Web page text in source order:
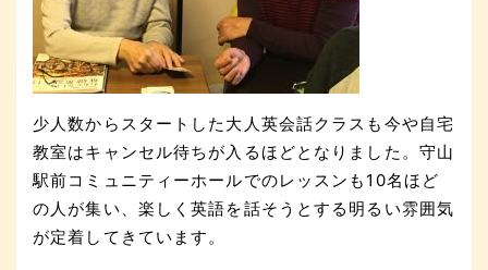
少人数からスタートした大人英会話クラスも今や自宅
教室はキャンセル待ちが入るほどとなりました。守山
駅前コミュニティーホールでのレッスンも10名ほど
の人が集い、楽しく英語を話そうとする明るい雰囲気
が定着してきています。